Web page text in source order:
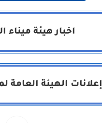
اخبار هيئة ميناء
إعلانات الهيئة العامة